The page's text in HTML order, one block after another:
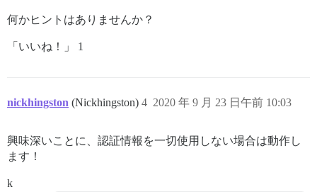
何かヒントはありませんか？
「いいね！」 1
nickhingston (Nickhingston) 2020 年 9 月 23 日午前 10:03
4
興味深いことに、認証情報を一切使用しない場合は動作し
ます！
k